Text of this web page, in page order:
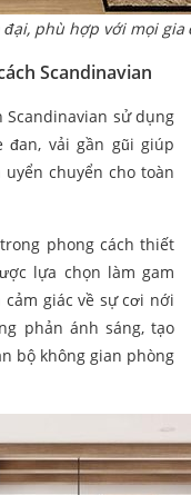
đại, phù hợp với mọi gia
Scandinavian
sử dụng
vải gần gũi giúp
chuyển cho toàn
phong cách thiết
lựa chọn làm gam
giác về sự cơi nới
phản ánh sáng, tạo
bộ không gian phòng